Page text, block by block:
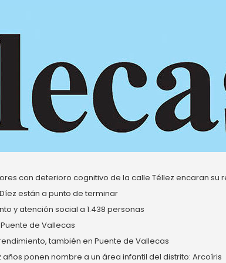
con deterioro cognitivo de la calle Téllez encaran su
están a punto de terminar
y atención social a 1.438 personas
de Vallecas
también en Puente de Vallecas
ponen nombre a un área infantil del distrito: Arcoíris